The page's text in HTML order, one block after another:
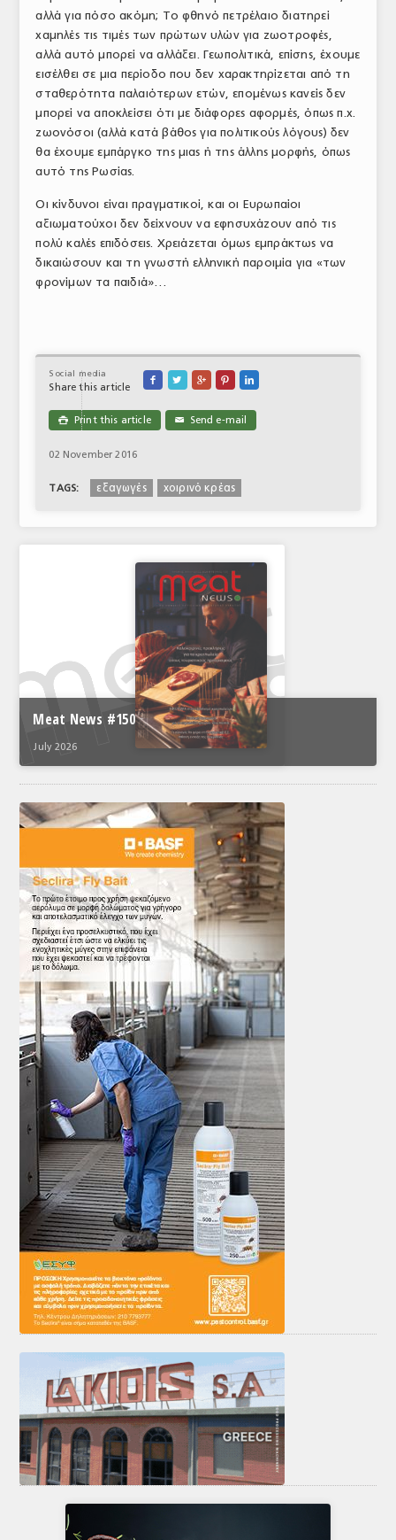
αλλά για πόσο ακόμη; Το φθηνό πετρέλαιο διατηρεί
χαμηλές τις τιμές των πρώτων υλών για ζωοτροφές,
αλλά αυτό μπορεί να αλλάξει. Γεωπολιτικά, επίσης, έχουμε
εισέλθει σε μια περίοδο που δεν χαρακτηρίζεται από τη
σταθερότητα παλαιότερων ετών, επομένως κανείς δεν
μπορεί να αποκλείσει ότι με διάφορες αφορμές, όπως π.χ.
ζωονόσοι (αλλά κατά βάθος για πολιτικούς λόγους) δεν
θα έχουμε εμπάργκο της μιας ή της άλλης μορφής, όπως
αυτό της Ρωσίας.
Οι κίνδυνοι είναι πραγματικοί, και οι Ευρωπαίοι
αξιωματούχοι δεν δείχνουν να εφησυχάζουν από τις
πολύ καλές επιδόσεις. Χρειάζεται όμως εμπράκτως να
δικαιώσουν και τη γνωστή ελληνική παροιμία για «των
φρονίμων τα παιδιά»…
Social media
Share this article
    
 Print this article ✉ Send e-mail
02 November 2016
TAGS: εξαγωγές χοιρινό κρέας
Meat News #150
July 2026